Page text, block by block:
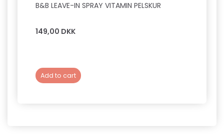
B&B LEAVE-IN SPRAY VITAMIN PELSKUR
149,00 DKK
Add to cart